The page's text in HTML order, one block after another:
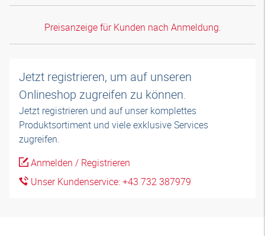
Preisanzeige für Kunden nach Anmeldung.
Jetzt registrieren, um auf unseren
Onlineshop zugreifen zu können.
Jetzt registrieren und auf unser komplettes
Produktsortiment und viele exklusive Services
zugreifen.
Anmelden / Registrieren
Unser Kundenservice: +43 732 387979